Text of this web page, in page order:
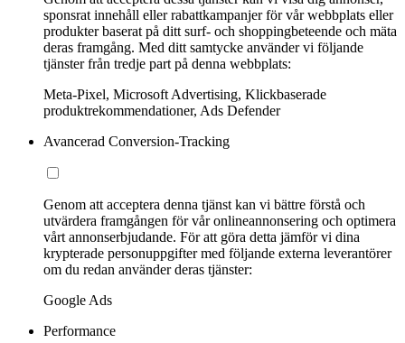
sponsrat innehåll eller rabattkampanjer för vår webbplats eller
produkter baserat på ditt surf- och shoppingbeteende och mäta
deras framgång. Med ditt samtycke använder vi följande
tjänster från tredje part på denna webbplats:
Meta-Pixel, Microsoft Advertising, Klickbaserade
produktrekommendationer, Ads Defender
Avancerad Conversion-Tracking
Genom att acceptera denna tjänst kan vi bättre förstå och
utvärdera framgången för vår onlineannonsering och optimera
vårt annonserbjudande. För att göra detta jämför vi dina
krypterade personuppgifter med följande externa leverantörer
om du redan använder deras tjänster:
Google Ads
Performance